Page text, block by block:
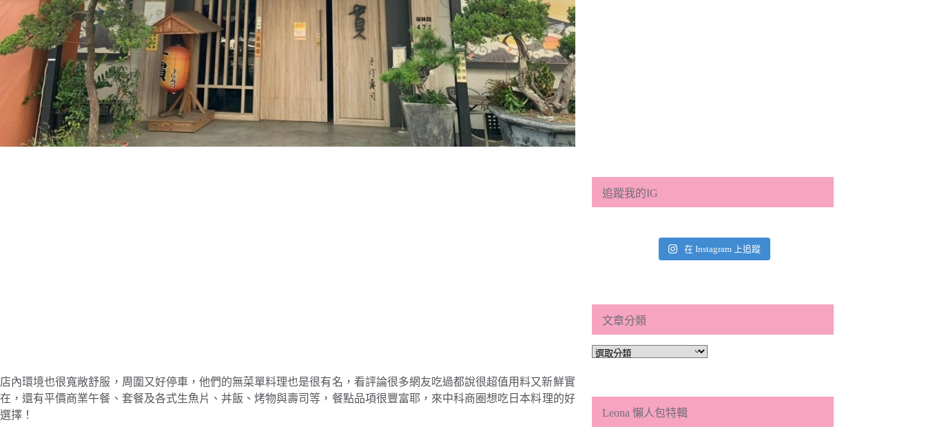
店內環境也很寬敞舒服，周圍又好停車，他們的無菜單料理也是很有名，看評論很多網友吃過都說很超值用料又新鮮實
在，還有平價商業午餐、套餐及各式生魚片、丼飯、烤物與壽司等，餐點品項很豐富耶，來中科商圈想吃日本料理的好
選擇！
追蹤我的IG
在 Instagram 上追蹤
文章分類
文
類
Leona 懶人包特輯